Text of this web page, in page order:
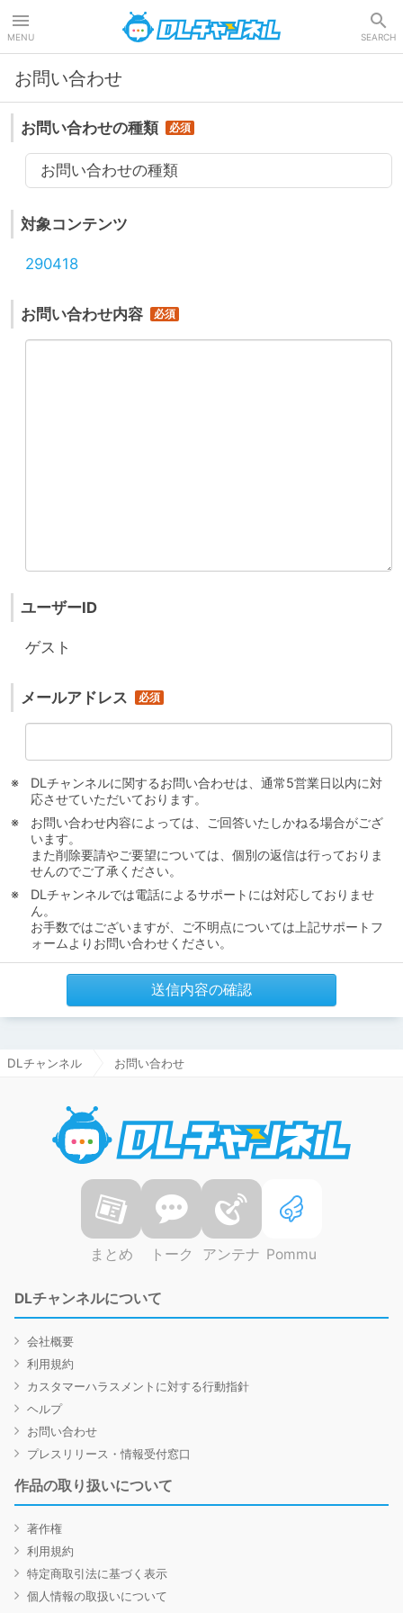
MENU SEARCH
お問い合わせ
お問い合わせの種類
お問い合わせの種類
対象コンテンツ
290418
お問い合わせ内容
ユーザーID
ゲスト
メールアドレス
DLチャンネルに関するお問い合わせは、通常5営業日以内に対
応させていただいております。
お問い合わせ内容によっては、ご回答いたしかねる場合がござ
います。
また削除要請やご要望については、個別の返信は行っておりま
せんのでご了承ください。
DLチャンネルでは電話によるサポートには対応しておりませ
ん。
お手数ではございますが、ご不明点については上記サポートフ
ォームよりお問い合わせください。
送信内容の確認
DLチャンネル お問い合わせ
まとめ トーク アンテナ Pommu
DLチャンネルについて
会社概要
利用規約
カスタマーハラスメントに対する行動指針
ヘルプ
お問い合わせ
プレスリリース・情報受付窓口
作品の取り扱いについて
著作権
利用規約
特定商取引法に基づく表示
個人情報の取扱いについて